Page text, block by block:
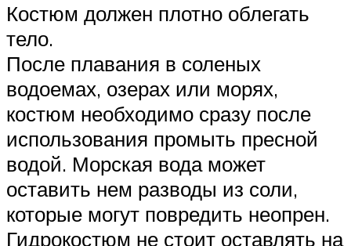
Костюм должен плотно облегать
тело.
После плавания в соленых
водоемах, озерах или морях,
костюм необходимо сразу после
использования промыть пресной
водой. Морская вода может
оставить нем разводы из соли,
которые могут повредить неопрен.
Гидрокостюм не стоит оставлять на